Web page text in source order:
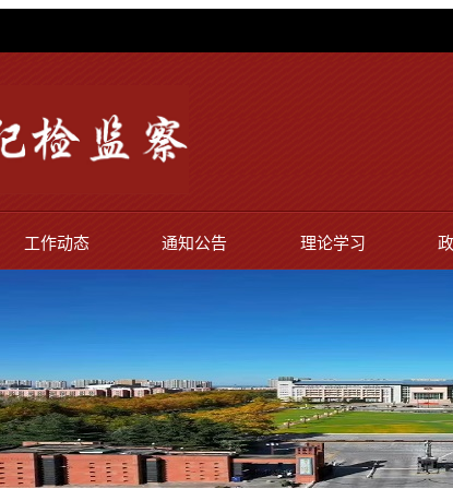
工作动态 通知公告 理论学习